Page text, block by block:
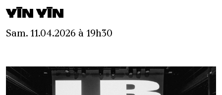
YĪN YĪN
Sam. 11.04.2026 à 19h30